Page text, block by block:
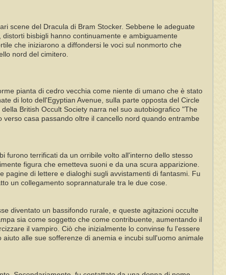
scene del Dracula di Bram Stocker. Sebbene le adeguate
bisbigli hanno continuamente e ambiguamente
che iniziarono a diffondersi le voci sul nonmorto che
nord del cimitero.
pianta di cedro vecchia come niente di umano che è stato
di loto dell'Egyptian Avenue, sulla parte opposta del Circle
British Occult Society narra nel suo autobiografico "The
casa passando oltre il cancello nord quando entrambe
furono terrificati da un orribile volto all'interno dello stesso
figura che emetteva suoni e da una scura apparizione.
di lettere e dialoghi sugli avvistamenti di fantasmi. Fu
un collegamento soprannaturale tra le due cose.
diventato un bassifondo rurale, e queste agitazioni occulte
sia come soggetto che come contribuente, aumentando il
il vampiro. Ciò che inizialmente lo convinse fu l'essere
alle sue sofferenze di anemia e incubi sull'uomo animale